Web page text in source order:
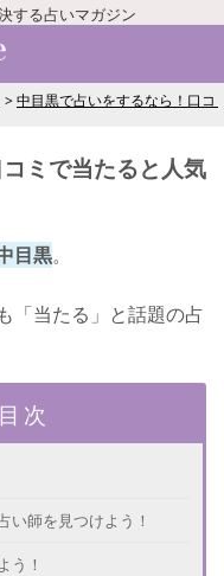
する占いマガジン
中目黒で占いをするなら！口コ
ミで当たると人気
目黒。
「当たる」と話題の占
次
い師を見つけよう！
う！